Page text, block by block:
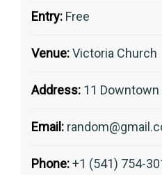
Entry: Free
Venue:Victoria Church
Address: 11 Downtown
Email:
Phone:+1 (541) 754-